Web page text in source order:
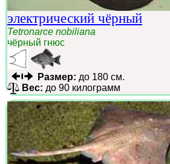
электрический чёрный
Tetronarce nobiliana
чёрный гнюс
Размер: до 180 см.
Вес: до 90 килограмм